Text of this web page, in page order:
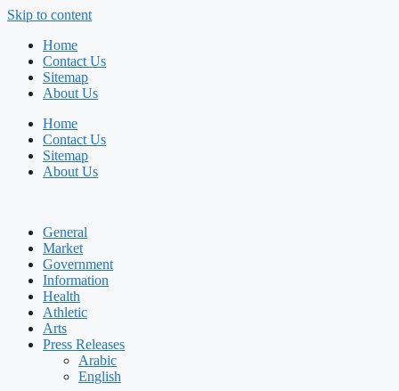
Skip to content
Home
Contact Us
Sitemap
About Us
Home
Contact Us
Sitemap
About Us
General
Market
Government
Information
Health
Athletic
Arts
Press Releases
Arabic
English